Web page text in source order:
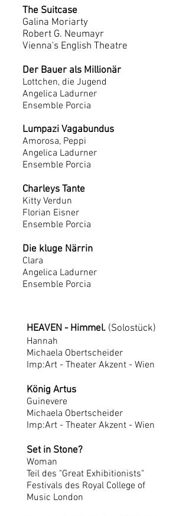
The Suitcase
Galina Moriarty
Robert G. Neumayr
Vienna's English Theatre
Der Bauer als Millionär
Lottchen, die Jugend
Angelica Ladurner
Ensemble Porcia
Lumpazi Vagabundus
Amorosa, Peppi
Angelica Ladurner
Ensemble Porcia
Charleys Tante
Kitty Verdun
Florian Eisner
Ensemble Porcia
Die kluge Närrin
Clara
Angelica Ladurner
Ensemble Porcia
HEAVEN - Himmel. (Solostück)
Hannah
Michaela Obertscheider
Imp:Art - Theater Akzent - Wien
König Artus
Guinevere
Michaela Obertscheider
Imp:Art - Theater Akzent - Wien
Set in Stone?
Woman
Teil des "Great Exhibitionists"
Festivals des Royal College of
Music London